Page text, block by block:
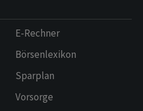
E-Rechner
Börsenlexikon
Sparplan
Vorsorge